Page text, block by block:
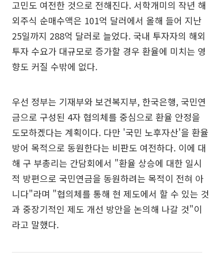
고민도 여전한 것으로 전해진다. 서학개미의 작년 해
외주식 순매수액은 101억 달러에서 올해 들어 지난
25일까지 288억 달러로 늘었다. 국내 투자자의 해외
투자 수요가 대규모로 증가할 경우 환율에 미치는 영
향도 커질 수밖에 없다.
우선 정부는 기재부와 보건복지부, 한국은행, 국민연
금으로 구성된 4자 협의체를 중심으로 환율 안정을
도모하겠다는 계획이다. 다만 '국민 노후자산'을 환율
방어 목적으로 동원한다는 비판도 여전하다. 이에 대
해 구 부총리는 간담회에서 "환율 상승에 대한 일시
적 방편으로 국민연금을 동원하려는 목적이 전혀 아
니다"라며 "협의체를 통해 현 제도에서 할 수 있는 것
과 중장기적인 제도 개선 방안을 논의해 나갈 것"이
라고 말했다.